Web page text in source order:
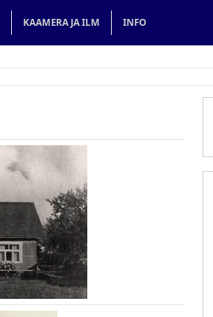
KAAMERA JA ILM INFO